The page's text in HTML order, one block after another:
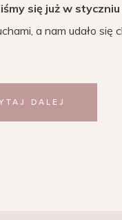
się już w
a nam udało
DALEJ